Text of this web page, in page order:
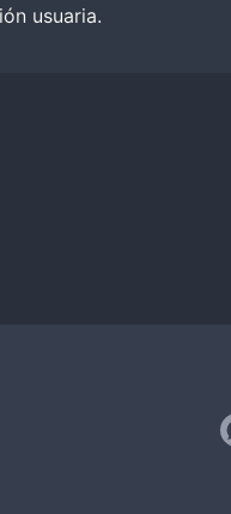
usuaria.